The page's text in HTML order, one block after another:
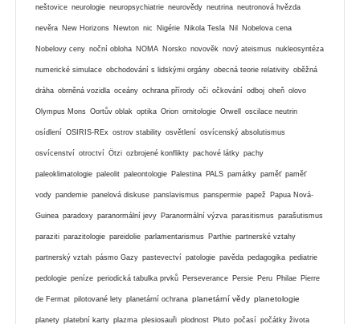
neštovice neurologie neuropsychiatrie neurovědy neutrina neutronová hvězda
nevěra New Horizons Newton nic Nigérie Nikola Tesla Nil Nobelova cena
Nobelovy ceny noční obloha NOMA Norsko novověk nový ateismus nukleosyntéza
numerické simulace obchodování s lidskými orgány obecná teorie relativity oběžná
dráha obrněná vozidla oceány ochrana přírody oči očkování odboj oheň olovo
Olympus Mons Oortův oblak optika Orion ornitologie Orwell oscilace neutrin
osídlení OSIRIS-REx ostrov stability osvětlení osvícenský absolutismus
osvícenství otroctví Ötzi ozbrojené konflikty pachové látky pachy
paleoklimatologie paleolit paleontologie Palestina PALS památky paměť paměť
vody pandemie panelová diskuse panslavismus panspermie papež Papua Nová-
Guinea paradoxy paranormální jevy Paranormální výzva parasitismus parašutismus
paraziti parazitologie pareidolie parlamentarismus Parthie partnerské vztahy
partnerský vztah pásmo Gazy pastevectví patologie pavěda pedagogika pediatrie
pedologie peníze periodická tabulka prvků Perseverance Persie Peru Philae Pierre
de Fermat pilotované lety planetární ochrana planetární vědy planetologie
planety platební karty plazma plesiosauři plodnost Pluto počasí počátky života